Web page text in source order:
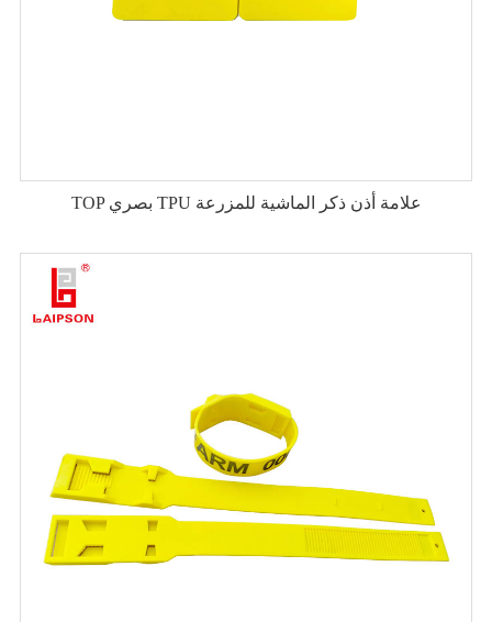
TOP بصري TPU علامة أذن ذكر الماشية للمزرعة